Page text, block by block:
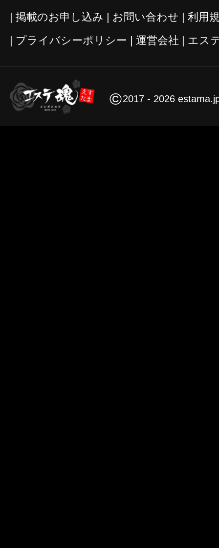
掲載のお申し込み お問い合わせ
利用
プライバシーポリシー
運営会社 エス
©2017 - 2026